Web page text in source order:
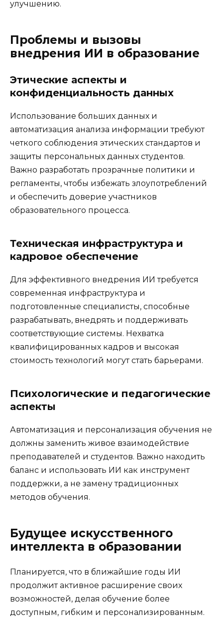
улучшению.
Проблемы и вызовы
внедрения ИИ в образование
Этические аспекты и
конфиденциальность данных
Использование больших данных и
автоматизация анализа информации требуют
четкого соблюдения этических стандартов и
защиты персональных данных студентов.
Важно разработать прозрачные политики и
регламенты, чтобы избежать злоупотреблений
и обеспечить доверие участников
образовательного процесса.
Техническая инфраструктура и
кадровое обеспечение
Для эффективного внедрения ИИ требуется
современная инфраструктура и
подготовленные специалисты, способные
разрабатывать, внедрять и поддерживать
соответствующие системы. Нехватка
квалифицированных кадров и высокая
стоимость технологий могут стать барьерами.
Психологические и педагогические
аспекты
Автоматизация и персонализация обучения не
должны заменить живое взаимодействие
преподавателей и студентов. Важно находить
баланс и использовать ИИ как инструмент
поддержки, а не замену традиционных
методов обучения.
Будущее искусственного
интеллекта в образовании
Планируется, что в ближайшие годы ИИ
продолжит активное расширение своих
возможностей, делая обучение более
доступным, гибким и персонализированным.